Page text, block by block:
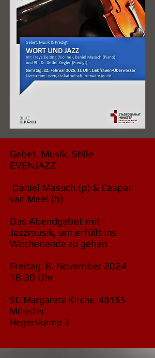
Gebet, Musik, Stille
EVENJAZZ
Daniel Masuch (p)​ & Caspar
van Meel (b)
Das Abendgebet mit
Jazzmusik, um erfüllt ins
Wochenende zu gehen
Freitag, 8. November 2024
18.30 Uhr
St. Margareta Kirche, 48155
Münster
Hegerskamp 3